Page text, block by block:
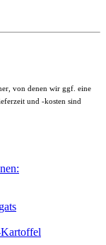
von denen wir ggf. eine
und -kosten sind